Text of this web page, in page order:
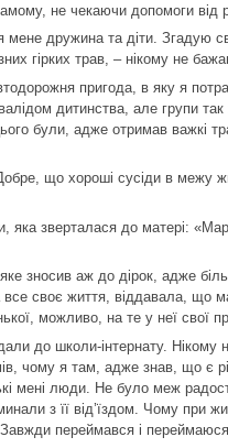
не чекаючи допомоги від
дружина та діти. Згадую
гірких трав, – нікому не
пригода, в яку я
дитинства, але групи
були, адже отримав важкі
що хороші сусіди в межу
яка зверталася до матері:
зносив аж до дірок, адже
своє життя, віддавала, що
можливо, на те у неї свої
до школи-інтернату. Нікому
чому я там, адже знав, що є
мені люди. Не було меж
з її від’їздом. Чому при
переймався і